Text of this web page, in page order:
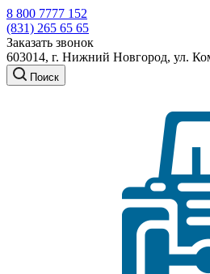
8 800 7777 152
(831) 265 65 65
Заказать звонок
603014, г. Нижний Новгород, ул.
Поиск